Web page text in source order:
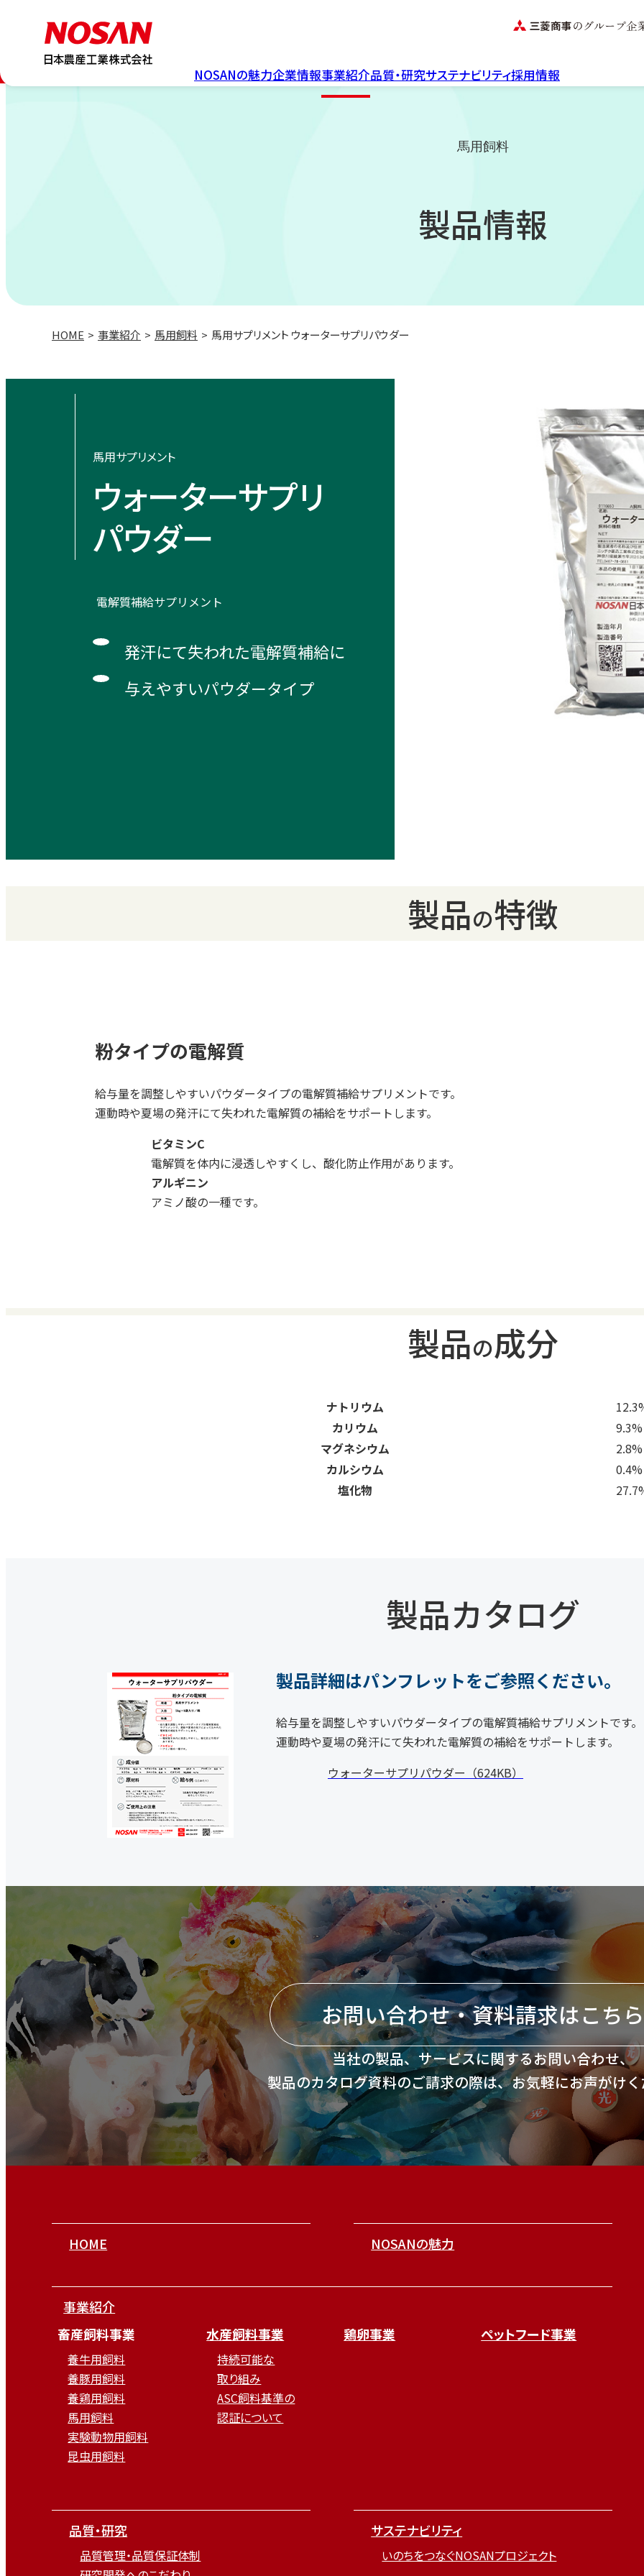
NOSANの魅力企業情報事業紹介品質・研究サステナビリティ採用情報
社長メッセージ
養豚用飼料
昆虫用飼料
いのちをつなぐ
馬用飼料
製品情報
HOME 事業紹介 馬用飼料 馬用サプリメント ウォーターサプリパウダー
馬用サプリメント
ウォーターサプリ
パウダー
電解質補給サプリメント
発汗にて失われた電解質補給に
与えやすいパウダータイプ
製品の特徴
粉タイプの電解質
給与量を調整しやすいパウダータイプの電解質補給サプリメントです。
運動時や夏場の発汗にて失われた電解質の補給をサポートします。
ビタミンC
電解質を体内に浸透しやすくし、酸化防止作用があります。
アルギニン
アミノ酸の一種です。
製品の成分
ナトリウム
カリウム
9.3%
マグネシウム
2.8%
カルシウム
0.4%
塩化物
製品カタログ
製品詳細はパンフレットをご参照ください。
給与量を調整しやすいパウダータイプの電解質補給サプリメントです。
運動時や夏場の発汗にて失われた電解質の補給をサポートします。
ウォーターサプリパウダー（624KB）
お問い合わせ・資料請求はこちら
当社の製品、サービスに関するお問い合わせ、
製品のカタログ資料のご請求の際は、お気軽にお声がけ
HOME NOSANの魅力
事業紹介
畜産飼料事業
養牛用飼料
養豚用飼料
養鶏用飼料
馬用飼料
実験動物用飼料
昆虫用飼料
水産飼料事業
持続可能な
取り組み
ASC飼料基準の
認証について
鶏卵事業 ペットフード事業
品質・研究
品質管理・品質保証体制
サステナビリティ
いのちをつなぐNOSANプロジェクト